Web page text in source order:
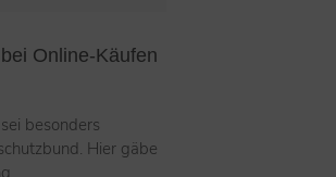
Online-Käufen
besonders
Hier gäbe